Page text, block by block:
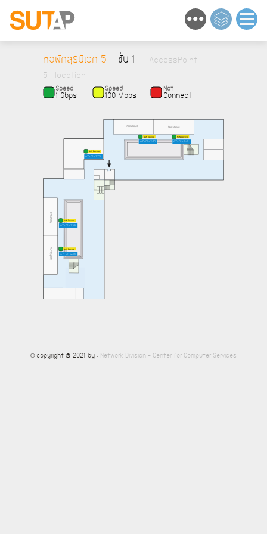
หอพักสุรนิเวศ 5 ชั้น 1
AccessPoint
5 location
Speed
1 Gbps
Speed Not
100 Mbps Connect
ห้องทบทวน 2
ห้องสำนักงาน
ห้องทบทวน 3 ห้องทบทวน 4
NaN Device
67-01-241
NaN Device
67-01-240
NaN Device
67-01-239
NaN Device
67-01-238
NaN Device
67-01-275
© copyright @ 2021 by : Network Division - Center for Computer Services